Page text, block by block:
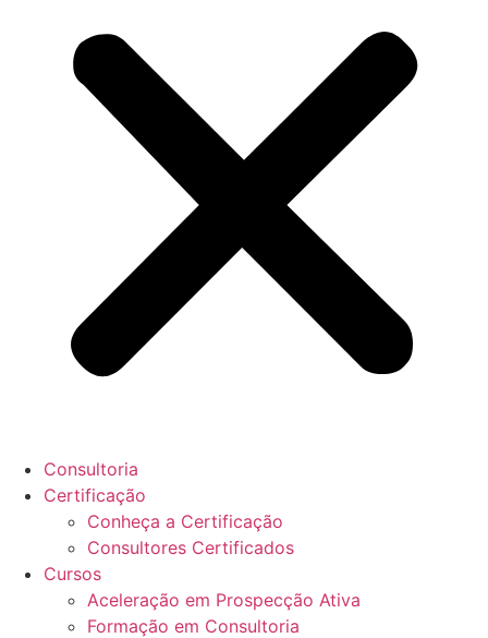
Consultoria
Certificação
Conheça a Certificação
Consultores Certificados
Cursos
Aceleração em Prospecção Ativa
Formação em Consultoria